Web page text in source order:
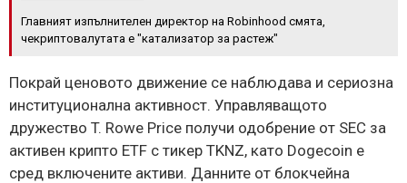
Главният изпълнителен директор на Robinhood смята,
чекриптовалутата е "катализатор за растеж"
Покрай ценовото движение се наблюдава и сериозна
институционална активност. Управляващото
дружество T. Rowe Price получи одобрение от SEC за
активен крипто ETF с тикер TKNZ, като Dogecoin е
сред включените активи. Данните от блокчейна